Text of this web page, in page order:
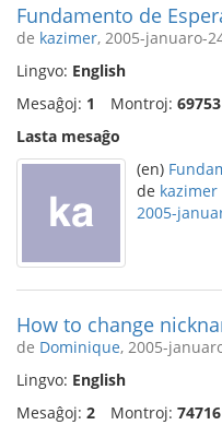
Fundamento de
de kazimer, 2005-januaro-
Lingvo: English
Mesaĝoj: 1 Montroj: 69753
Lasta mesaĝo
(en)
de kazimer
2005-
How to change
de Dominique, 2005-
Lingvo: English
Mesaĝoj: 2 Montroj: 74716